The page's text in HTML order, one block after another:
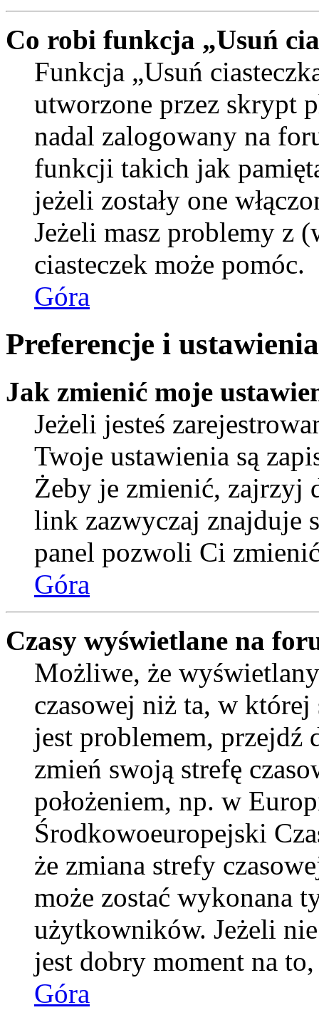
Co robi funkcja „Usuń
Funkcja „Usuń
utworzone przez skrypt
nadal zalogowany na
funkcji takich jak
jeżeli zostały one
Jeżeli masz problemy z
ciasteczek może pomóc.
Góra
Preferencje i
Jak zmienić moje
Jeżeli jesteś
Twoje ustawienia są
Żeby je zmienić, zajrzyj
link zazwyczaj znajduje
panel pozwoli Ci
Góra
Czasy wyświetlane na
Możliwe, że
czasowej niż ta, w której
jest problemem,
zmień swoją strefę
położeniem, np. w
Środkowoeuropejski
że zmiana strefy
może zostać wykonana
użytkowników. Jeżeli
jest dobry moment na
Góra